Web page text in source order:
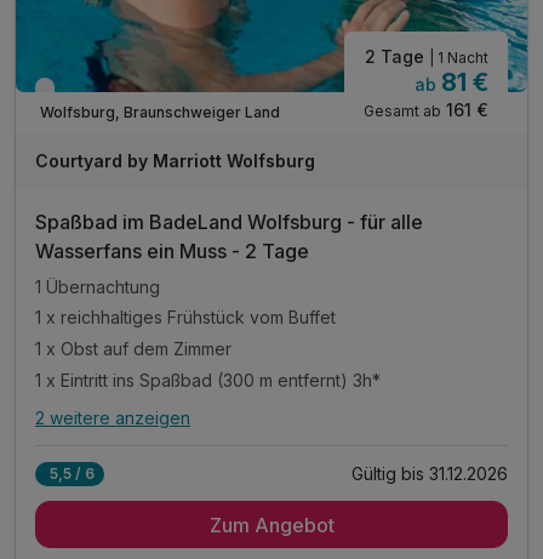
Verfügbar bis Dezember
Wolfsburg, Braunschweiger Land
2 Tage | 1 Nacht
ab 81 €
Gesamt ab 161 €
Courtyard by Marriott Wolfsburg
Spaßbad im BadeLand Wolfsburg - für alle
Wasserfans ein Muss - 2 Tage
1 Übernachtung
1 x reichhaltiges Frühstück vom Buffet
1 x Obst auf dem Zimmer
1 x Eintritt ins Spaßbad (300 m entfernt) 3h*
Alle Inklusivleistungen
1 x reichhaltiges Frühstück vom Buffet
2 weitere anzeigen
5,5 / 6 Gültig bis 31.12.2026
Zum Angebot